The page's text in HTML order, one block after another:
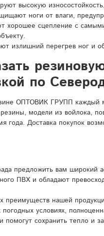
высокую
ноги от влаги,
хорошее сцепление с
излишний перегрев ног и
по
ОПТОВИК ГРУПП каждый
модели из войлока,
года. Доставка покупок
предложить вам широкий
ПВХ и обладают
преимуществ нашей
погодных условиях,
помогут сохранить тепло и